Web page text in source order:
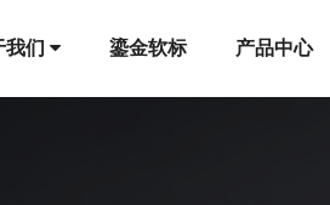
我们 鎏金软标 产品中心